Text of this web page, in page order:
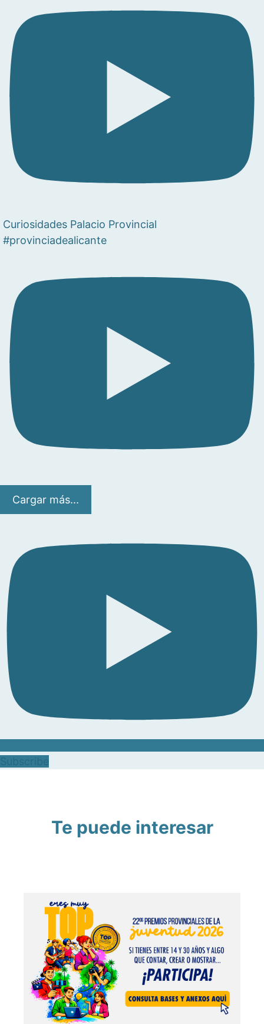
Curiosidades Palacio Provincial
#provinciadealicante
Cargar más...
Te puede interesar